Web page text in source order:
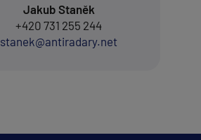
Jakub Staněk
+420 731 255 244
stanek@antiradary.net